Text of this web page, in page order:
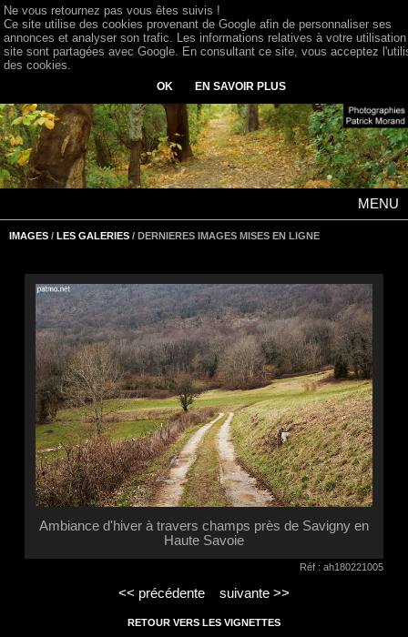
MENU
IMAGES / LES GALERIES / DERNIERES IMAGES MISES EN LIGNE
Ambiance d'hiver à travers champs près de Savigny en
Haute Savoie
Réf : ah180221005
<< précédente suivante >>
RETOUR VERS LES VIGNETTES
Ne vous retournez pas vous êtes suivis !
Ce site utilise des cookies provenant de Google afin de personnaliser ses
annonces et analyser son trafic. Les informations relatives à votre
site sont partagées avec Google. En consultant ce site, vous acceptez
des cookies.
OK EN SAVOIR PLUS